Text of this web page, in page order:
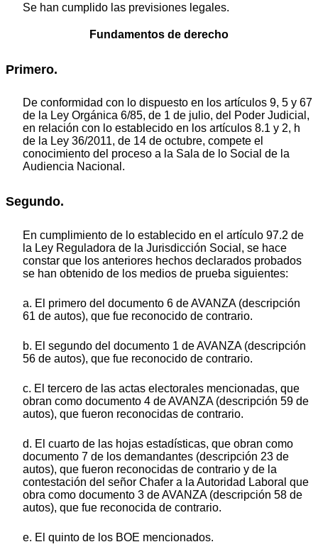
Se han cumplido las previsiones legales.
Fundamentos de derecho
Primero.
De conformidad con lo dispuesto en los artículos 9, 5 y 67
de la Ley Orgánica 6/85, de 1 de julio, del Poder Judicial,
en relación con lo establecido en los artículos 8.1 y 2, h
de la Ley 36/2011, de 14 de octubre, compete el
conocimiento del proceso a la Sala de lo Social de la
Audiencia Nacional.
Segundo.
En cumplimiento de lo establecido en el artículo 97.2 de
la Ley Reguladora de la Jurisdicción Social, se hace
constar que los anteriores hechos declarados probados
se han obtenido de los medios de prueba siguientes:
a. El primero del documento 6 de AVANZA (descripción
61 de autos), que fue reconocido de contrario.
b. El segundo del documento 1 de AVANZA (descripción
56 de autos), que fue reconocido de contrario.
c. El tercero de las actas electorales mencionadas, que
obran como documento 4 de AVANZA (descripción 59 de
autos), que fueron reconocidas de contrario.
d. El cuarto de las hojas estadísticas, que obran como
documento 7 de los demandantes (descripción 23 de
autos), que fueron reconocidas de contrario y de la
contestación del señor Chafer a la Autoridad Laboral que
obra como documento 3 de AVANZA (descripción 58 de
autos), que fue reconocida de contrario.
e. El quinto de los BOE mencionados.